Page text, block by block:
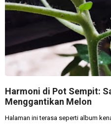
Harmoni di Pot Sempit:
Menggantikan Melon
Halaman ini terasa seperti album